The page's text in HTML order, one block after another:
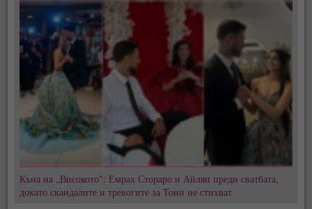
Къна на „Високото": Емрах Стораро и Айлян преди сватбата,
докато скандалите и тревогите за Тони не стихват